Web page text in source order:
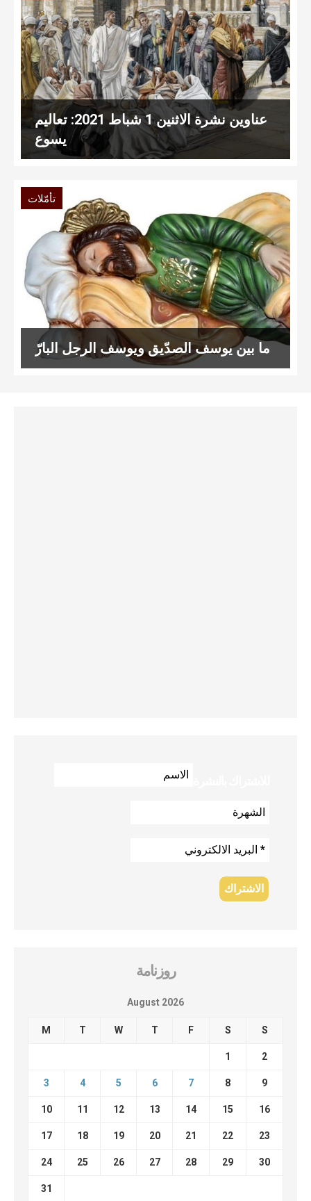
عناوين نشرة الاثنين 1 شباط 2021: تعاليم
يسوع
تأمّلات
ما بين يوسف الصدّيق ويوسف الرجل البارّ
روزنامة
August 2026
M T W T F S S
1 2
3 4 5 6 7 8 9
10 11 12 13 14 15 16
17 18 19 20 21 22 23
24 25 26 27 28 29 30
31